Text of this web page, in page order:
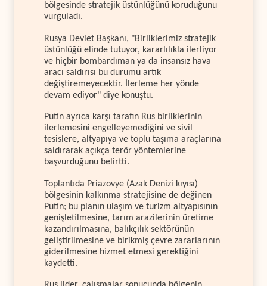
bölgesinde stratejik üstünlüğünü koruduğunu
vurguladı.
Rusya Devlet Başkanı, "Birliklerimiz stratejik
üstünlüğü elinde tutuyor, kararlılıkla ilerliyor
ve hiçbir bombardıman ya da insansız hava
aracı saldırısı bu durumu artık
değiştiremeyecektir. İlerleme her yönde
devam ediyor" diye konuştu.
Putin ayrıca karşı tarafın Rus birliklerinin
ilerlemesini engelleyemediğini ve sivil
tesislere, altyapıya ve toplu taşıma araçlarına
saldırarak açıkça terör yöntemlerine
başvurduğunu belirtti.
Toplantıda Priazovye (Azak Denizi kıyısı)
bölgesinin kalkınma stratejisine de değinen
Putin; bu planın ulaşım ve turizm altyapısının
genişletilmesine, tarım arazilerinin üretime
kazandırılmasına, balıkçılık sektörünün
geliştirilmesine ve birikmiş çevre zararlarının
giderilmesine hizmet etmesi gerektiğini
kaydetti.